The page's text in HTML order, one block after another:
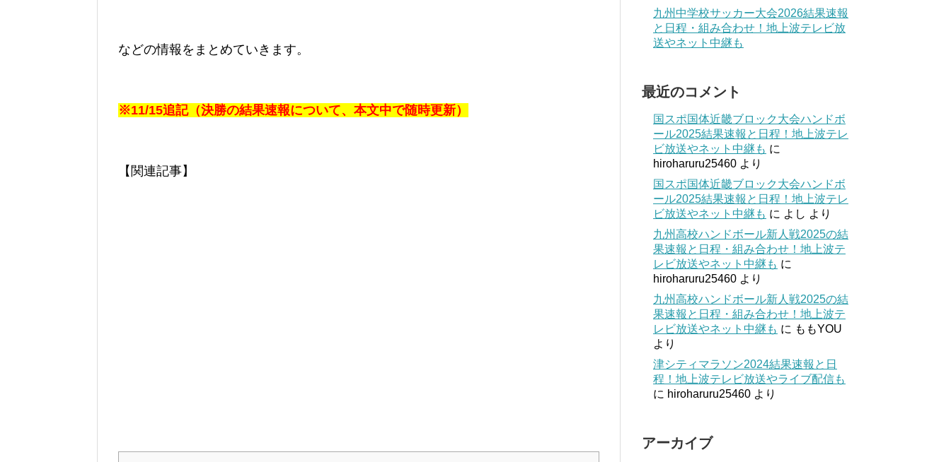
などの情報をまとめていきます。
※11/15追記（決勝の結果速報について、本文中で随時更新）
【関連記事】
九州中学校サッカー大会2026結果速報
と日程・組み合わせ！地上波テレビ放
送やネット中継も
最近のコメント
国スポ国体近畿ブロック大会ハンドボ
ール2025結果速報と日程！地上波テレ
ビ放送やネット中継も に
hiroharuru25460 より
国スポ国体近畿ブロック大会ハンドボ
ール2025結果速報と日程！地上波テレ
ビ放送やネット中継も に よし より
九州高校ハンドボール新人戦2025の結
果速報と日程・組み合わせ！地上波テ
レビ放送やネット中継も に
hiroharuru25460 より
九州高校ハンドボール新人戦2025の結
果速報と日程・組み合わせ！地上波テ
レビ放送やネット中継も に ももYOU
より
津シティマラソン2024結果速報と日
程！地上波テレビ放送やライブ配信も
に hiroharuru25460 より
アーカイブ